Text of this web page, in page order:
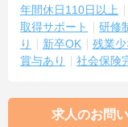
年間休日110日以上
取得サポート
研修
り
新卒OK 残業
賞与あり
社会保険
求人のお問